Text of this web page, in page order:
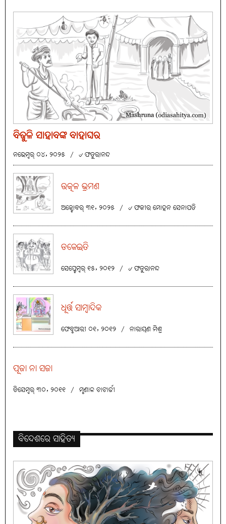
ବିଜୁଳି ସାହାବଙ୍କ ବାହାଘର
ନଭେମ୍ବର୍ ୦୪, ୨୦୨୫ / ୰ ଫତୁରାନନ୍ଦ
ଉତ୍କଳ ଭ୍ରମଣ
ଅକ୍ଟୋବର୍ ୩୧, ୨୦୨୫ / ୰ ଫକୀର ମୋହନ ସେନାପତି
ଡକେଇତି
ସେପ୍ଟେମ୍ବର୍ ୧୫, ୨୦୧୨ / ୰ ଫତୁରାନନ୍ଦ
ଧୂର୍ତ୍ତ ସାମ୍ବାଦିକ
ଫେବୃଆରୀ ୦୧, ୨୦୧୨ / ନାରାୟଣ ମିଶ୍ର
ପୂଜା ନା ସଜା
ଡିସେମ୍ବର୍ ୩୦, ୨୦୧୧ / ମୃଣାଳ ଚାଟାର୍ଜୀ
ବିଦେଶରେ ସାହିତ୍ୟ